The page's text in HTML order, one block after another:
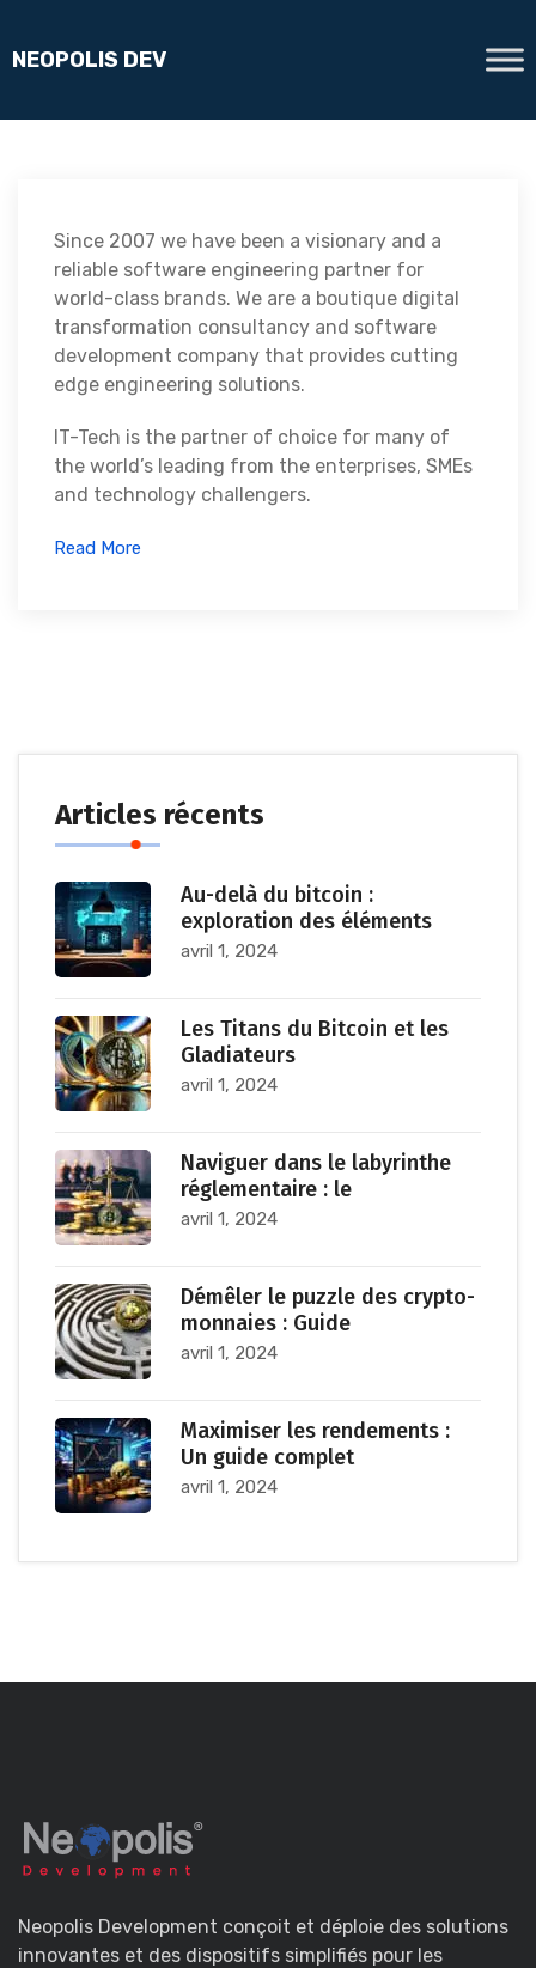
Since 2007 we have been a visionary and a
reliable software engineering partner for
world-class brands. We are a boutique digital
transformation consultancy and software
development company that provides cutting
edge engineering solutions.
IT-Tech is the partner of choice for many of
the world’s leading from the enterprises, SMEs
and technology challengers.
Read More
Articles récents
Au-delà du bitcoin :
exploration des éléments
avril 1, 2024
Les Titans du Bitcoin et les
Gladiateurs
avril 1, 2024
Naviguer dans le labyrinthe
réglementaire : le
avril 1, 2024
Démêler le puzzle des crypto-
monnaies : Guide
avril 1, 2024
Maximiser les rendements :
Un guide complet
avril 1, 2024
Neopolis Development conçoit et déploie des solutions
innovantes et des dispositifs simplifiés pour les